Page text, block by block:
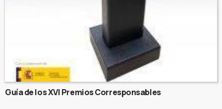
Guía de los XVI Premios Corresponsables